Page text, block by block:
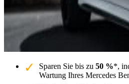
Sparen Sie bis zu 50 %*,
Wartung Ihres Mercedes